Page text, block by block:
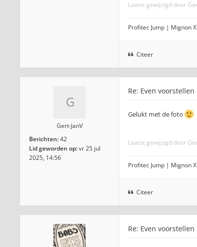
Laatst gewijzigd door
Profitec Jump | Mignon
Citeer
Gert-JanV
Berichten:42
Lid geworden op:vr 25 jul
2025, 14:56
Re: Even
Gelukt met de foto
Laatst gewijzigd door
Profitec Jump | Mignon
Citeer
Re: Even